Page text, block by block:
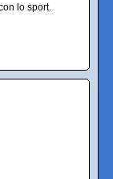
lo sport.